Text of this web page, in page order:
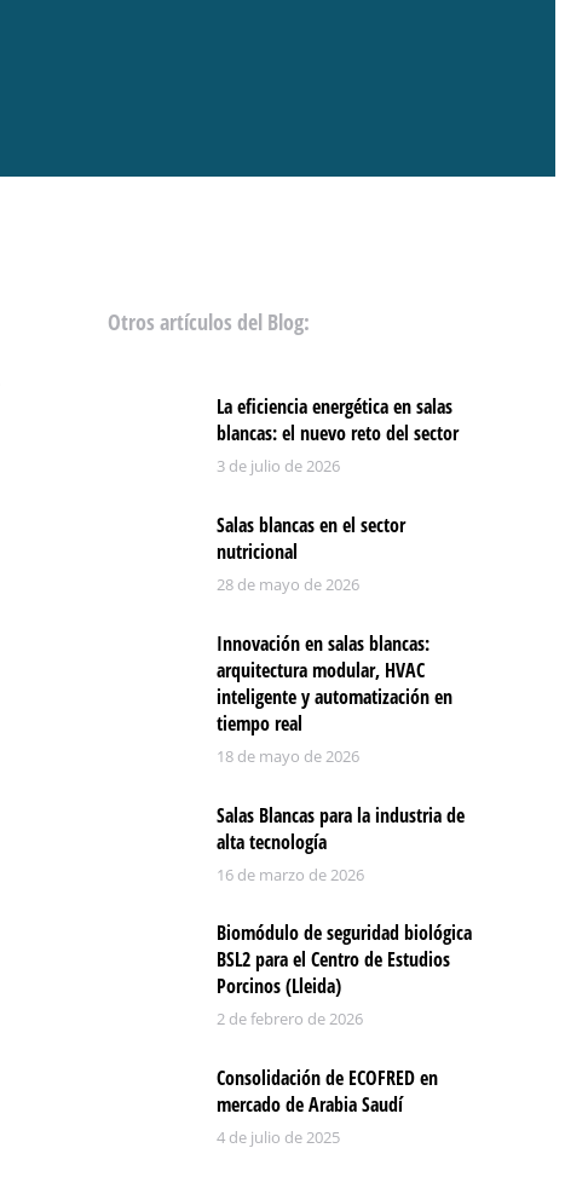
Otros artículos del Blog:
La eficiencia energética en salas
blancas: el nuevo reto del sector
3 de julio de 2026
Salas blancas en el sector
nutricional
28 de mayo de 2026
Innovación en salas blancas:
arquitectura modular, HVAC
inteligente y automatización en
tiempo real
18 de mayo de 2026
Salas Blancas para la industria de
alta tecnología
16 de marzo de 2026
Biomódulo de seguridad biológica
BSL2 para el Centro de Estudios
Porcinos (Lleida)
2 de febrero de 2026
Consolidación de ECOFRED en
mercado de Arabia Saudí
4 de julio de 2025